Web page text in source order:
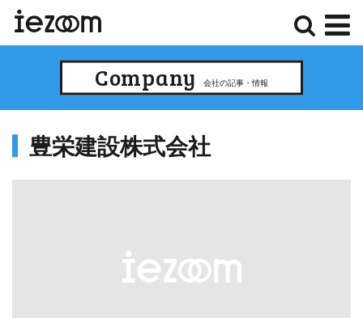
ュ
Company 会社の記事・情報
豊栄建設株式会社